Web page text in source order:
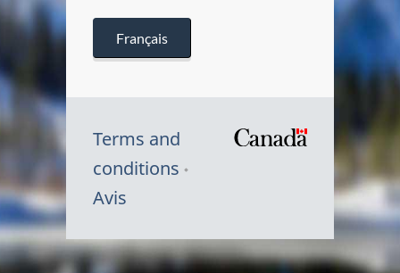
Français
Terms and
conditions
Avis
Symbole
du